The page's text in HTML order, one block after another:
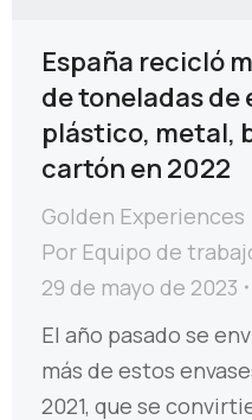
España recicló
de toneladas de
plástico, metal,
cartón en 2022
Golden Experiences
Por Equipo de
29 de mayo de 2023
El año pasado se
más de estos
2021, que se